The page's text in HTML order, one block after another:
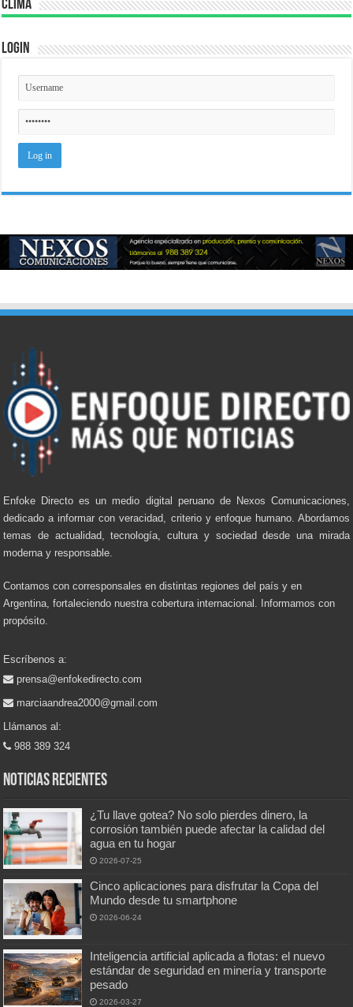
Clima
Login
Enfoke Directo es un medio digital peruano de Nexos Comunicaciones,
dedicado a informar con veracidad, criterio y enfoque humano. Abordamos
temas de actualidad, tecnología, cultura y sociedad desde una mirada
moderna y responsable.
Contamos con corresponsales en distintas regiones del país y en
Argentina, fortaleciendo nuestra cobertura internacional. Informamos con
propósito.
Escríbenos a:
prensa@enfokedirecto.com
marciaandrea2000@gmail.com
Llámanos al:
988 389 324
Noticias recientes
¿Tu llave gotea? No solo pierdes dinero, la
corrosión también puede afectar la calidad del
agua en tu hogar
2026-07-25
Cinco aplicaciones para disfrutar la Copa del
Mundo desde tu smartphone
2026-06-24
Inteligencia artificial aplicada a flotas: el nuevo
estándar de seguridad en minería y transporte
pesado
2026-03-27